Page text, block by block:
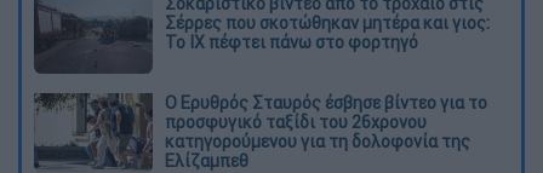
Σέρρες που σκοτώθηκαν μητέρα και γιος:
Το ΙΧ πέφτει πάνω στο φορτηγό
Ο Ερυθρός Σταυρός έσβησε βίντεο για το
προσφυγικό ταξίδι του 26χρονου
κατηγορούμενου για τη δολοφονία της
Ελίζαμπεθ